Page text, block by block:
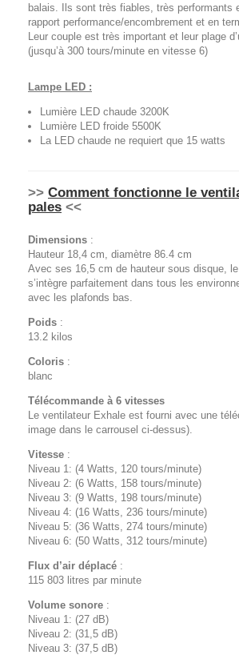
balais. Ils sont très fiables, très performants
rapport performance/encombrement et en
Leur couple est très important et leur plage
(jusqu’à 300 tours/minute en vitesse 6)
Lampe LED :
Lumière LED chaude 3200K
Lumière LED froide 5500K
La LED chaude ne requiert que 15 watts
>> Comment fonctionne le
pales <<
Dimensions :
Hauteur 18,4 cm, diamètre 86.4 cm
Avec ses 16,5 cm de hauteur sous disque,
s’intègre parfaitement dans tous les
avec les plafonds bas.
Poids :
13.2 kilos
Coloris :
blanc
Télécommande à 6 vitesses
Le ventilateur Exhale est fourni avec une
image dans le carrousel ci-dessus).
Vitesse :
Niveau 1: (4 Watts, 120 tours/minute)
Niveau 2: (6 Watts, 158 tours/minute)
Niveau 3: (9 Watts, 198 tours/minute)
Niveau 4: (16 Watts, 236 tours/minute)
Niveau 5: (36 Watts, 274 tours/minute)
Niveau 6: (50 Watts, 312 tours/minute)
Flux d’air déplacé :
115 803 litres par minute
Volume sonore :
Niveau 1: (27 dB)
Niveau 2: (31,5 dB)
Niveau 3: (37,5 dB)